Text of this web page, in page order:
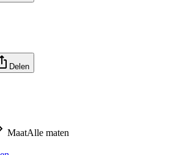
Delen
MaatAlle maten